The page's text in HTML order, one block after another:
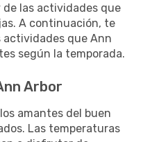
de las actividades que
A continuación, te
actividades que Ann
según la temporada.
Arbor
amantes del buen
Las temperaturas